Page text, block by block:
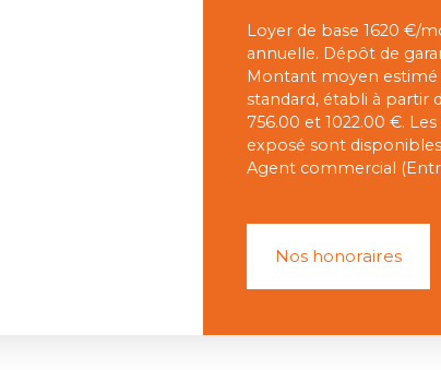
Loyer de base 1620 €/
annuelle. Dépôt de
Montant moyen estimé
standard, établi à partir
756.00 et 1022.00 €.
exposé sont
Agent commercial
Nos honoraires